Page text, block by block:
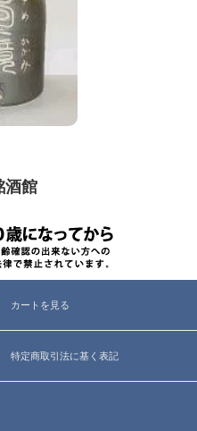
酒館
カートを見る
特定商取引法に基く表記